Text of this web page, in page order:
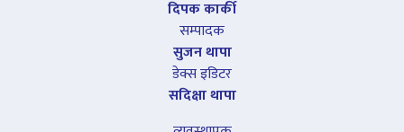
दिपक कार्की
सम्पादक
सुजन थापा
डेक्स इडिटर
सदिक्षा थापा